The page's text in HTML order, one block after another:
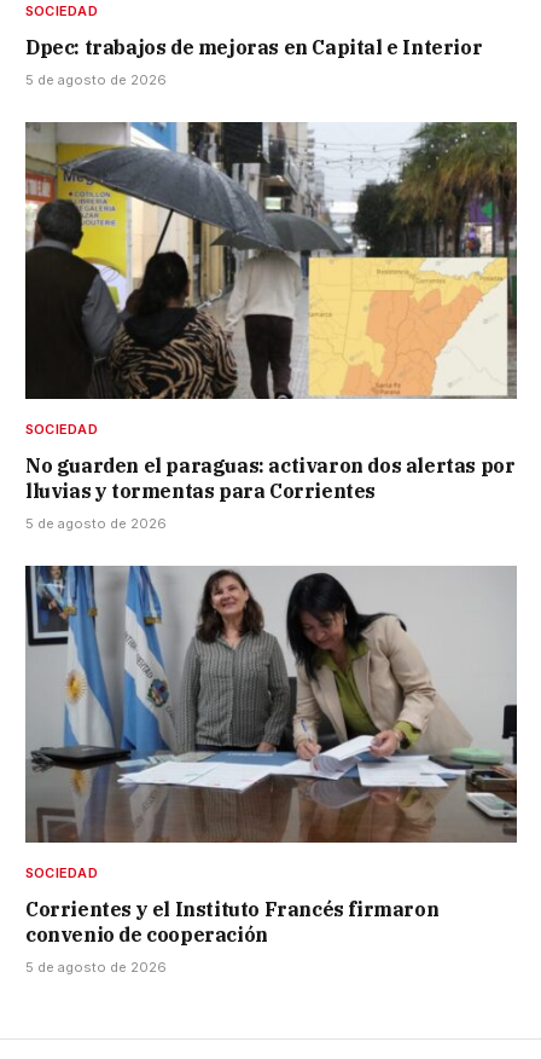
SOCIEDAD
Dpec: trabajos de mejoras en Capital e Interior
5 de agosto de 2026
SOCIEDAD
No guarden el paraguas: activaron dos alertas por
lluvias y tormentas para Corrientes
5 de agosto de 2026
SOCIEDAD
Corrientes y el Instituto Francés firmaron
convenio de cooperación
5 de agosto de 2026